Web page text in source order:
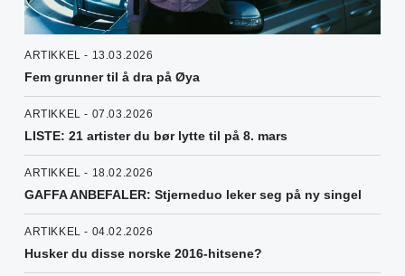
ARTIKKEL - 13.03.2026
Fem grunner til å dra på Øya
ARTIKKEL - 07.03.2026
LISTE: 21 artister du bør lytte til på 8. mars
ARTIKKEL - 18.02.2026
GAFFA ANBEFALER: Stjerneduo leker seg på ny singel
ARTIKKEL - 04.02.2026
Husker du disse norske 2016-hitsene?